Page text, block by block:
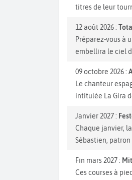
titres de leur
12 août 2026 :
Préparez-vous à
embellira le ciel
09 octobre 2026 :
Le chanteur
intitulée La Gira
Janvier 2027 :
Chaque janvier,
Sébastien, patron
Fin mars 2027 :
Ces courses à